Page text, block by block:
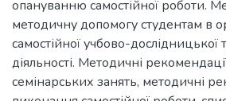
опануванню самостійної роботи.
методичну допомогу студентам в
самостійної учбово-дослідницької
діяльності. Методичні
семінарських занять, методичні